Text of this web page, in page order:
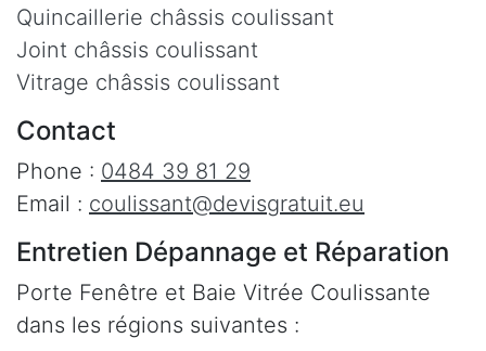
Quincaillerie châssis coulissant
Joint châssis coulissant
Vitrage châssis coulissant
Contact
Phone : 0484 39 81 29
Email : coulissant@devisgratuit.eu
Entretien Dépannage et Réparation
Porte Fenêtre et Baie Vitrée Coulissante
dans les régions suivantes :